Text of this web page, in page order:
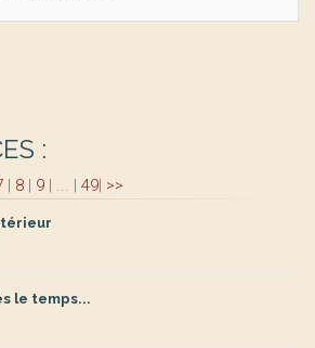
:
| 8 | 9 | ... | 49| >>
le temps...